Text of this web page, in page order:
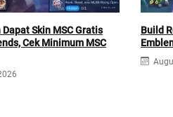
Skin MSC Gratis
Cek Minimum MSC
Build